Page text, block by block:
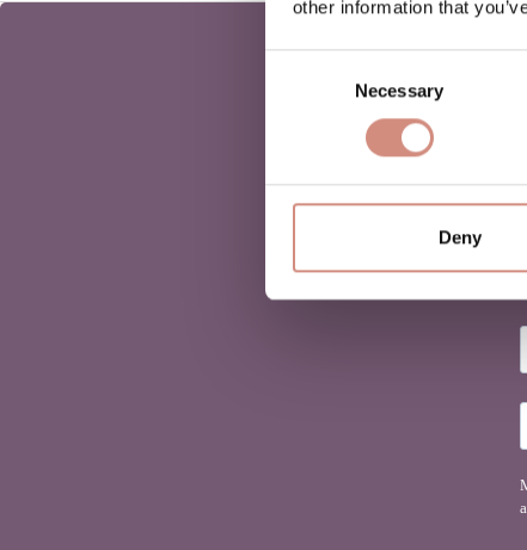
other information that
Necessary
Deny